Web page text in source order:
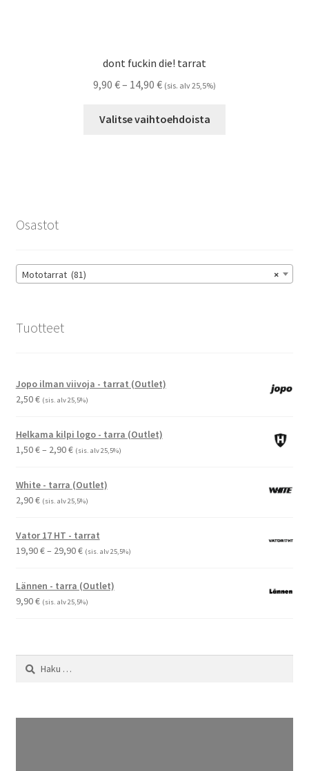
dont fuckin die! tarrat
9,90 €– 14,90 €Hintaluokka:
-
(sis. alv 25,5%)
Valitse vaihtoehdoista
sivulla.
Osastot
×
Mototarrat (81)
Tuotteet
Jopo ilman viivoja - tarrat (Outlet)
2,50€ (sis. alv 25,5%)
Helkama kilpi logo - tarra (Outlet)
1,50€– 2,90€Hintaluokka:
-
(sis. alv 25,5%)
White - tarra (Outlet)
2,90€ (sis. alv 25,5%)
Vator 17 HT - tarrat
19,90€– 29,90€Hintaluokka:
-
(sis. alv 25,5%)
Lännen - tarra (Outlet)
9,90€ (sis. alv 25,5%)
Haku: